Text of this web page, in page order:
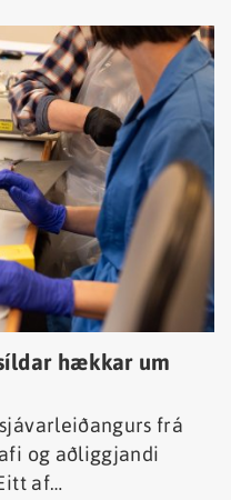
hækkar um
frá
og aðliggjandi
af